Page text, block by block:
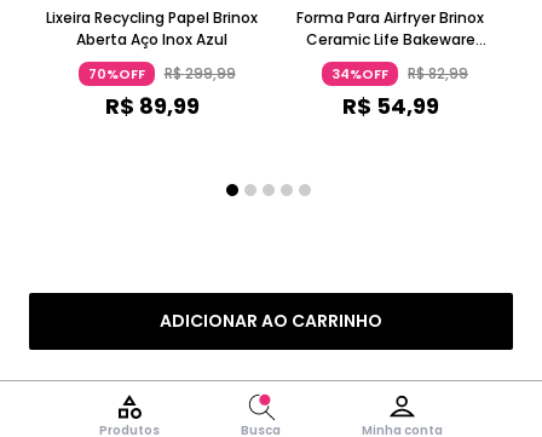
Produtos Busca Minha conta
ADICIONAR AO CARRINHO
Lixeira Recycling Papel Brinox
Aberta Aço Inox Azul
70%OFF R$299,99
R$ 89,99
Forma Para Airfryer Brinox
Ceramic Life Bakeware
Ø16Cm 7Cm Alumínio Vanilla
34%OFF R$82,99
R$ 54,99